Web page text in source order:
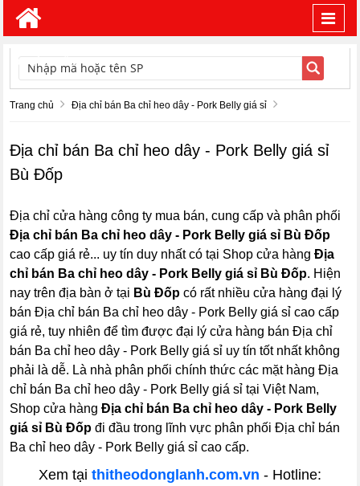
TÌM KIẾM
Trang chủ Địa chỉ bán Ba chỉ heo dây - Pork Belly giá sỉ
Địa chỉ bán Ba chỉ heo dây - Pork Belly giá sỉ
Bù Đốp
Địa chỉ cửa hàng công ty mua bán, cung cấp và phân phối
Địa chỉ bán Ba chỉ heo dây - Pork Belly giá sỉ Bù Đốp
cao cấp giá rẻ... uy tín duy nhất có tại Shop cửa hàngĐịa
chỉ bán Ba chỉ heo dây - Pork Belly giá sỉ Bù Đốp. Hiện
nay trên địa bàn ở tại Bù Đốp có rất nhiều cửa hàng đại lý
bán Địa chỉ bán Ba chỉ heo dây - Pork Belly giá sỉ cao cấp
giá rẻ, tuy nhiên để tìm được đại lý cửa hàng bán Địa chỉ
bán Ba chỉ heo dây - Pork Belly giá sỉ uy tín tốt nhất không
phải là dễ. Là nhà phân phối chính thức các mặt hàng Địa
chỉ bán Ba chỉ heo dây - Pork Belly giá sỉ tại Việt Nam,
Shop cửa hàngĐịa chỉ bán Ba chỉ heo dây - Pork Belly
giá sỉ Bù Đốp đi đầu trong lĩnh vực phân phối Địa chỉ bán
Ba chỉ heo dây - Pork Belly giá sỉ cao cấp.
Xem tại thitheodonglanh.com.vn - Hotline: